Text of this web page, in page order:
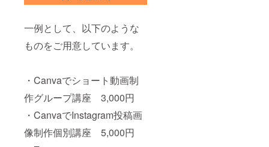
一例として、以下のような
ものをご用意しています。
・Canvaでショート動画制
作グループ講座 3,000円
・CanvaでInstagram投稿画
像制作個別講座 5,000円